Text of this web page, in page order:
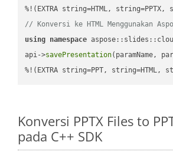
// Konversi ke HTML Menggunakan
using namespace
api->savePresentation(paramName,
%!(EXTRA string=PPT, string=HTML,
Konversi PPTX Files to
pada C++ SDK